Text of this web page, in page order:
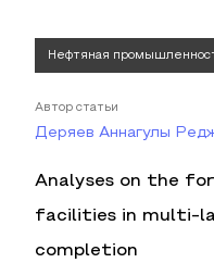
Нефтяная
Автор статьи
Деряев Аннагулы
Analyses on the
facilities in multi-
completion